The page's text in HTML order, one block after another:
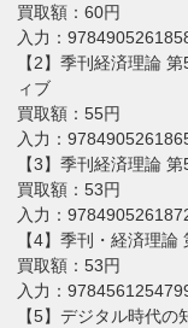
買取額：60円
入力：
【2】季刊経済理論
ィブ
買取額：55円
入力：
【3】季刊経済理論
買取額：53円
入力：
【4】季刊・経済理
買取額：53円
入力：
【5】デジタル時代